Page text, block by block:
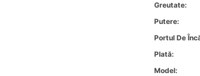
Greutate:
Putere:
Portul De
Plată:
Model: